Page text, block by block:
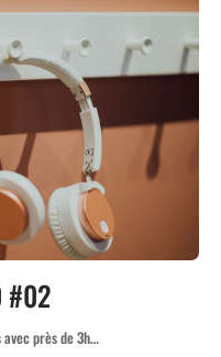
#02
près de 3h…